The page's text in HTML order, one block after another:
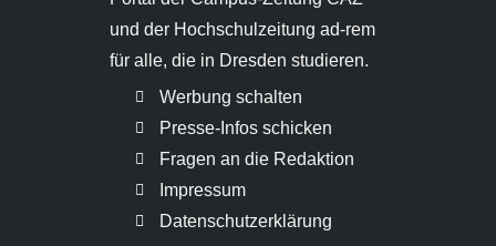
und der Hochschulzeitung ad-rem
für alle, die in Dresden studieren.
Werbung schalten
Presse-Infos schicken
Fragen an die Redaktion
Impressum
Datenschutzerklärung